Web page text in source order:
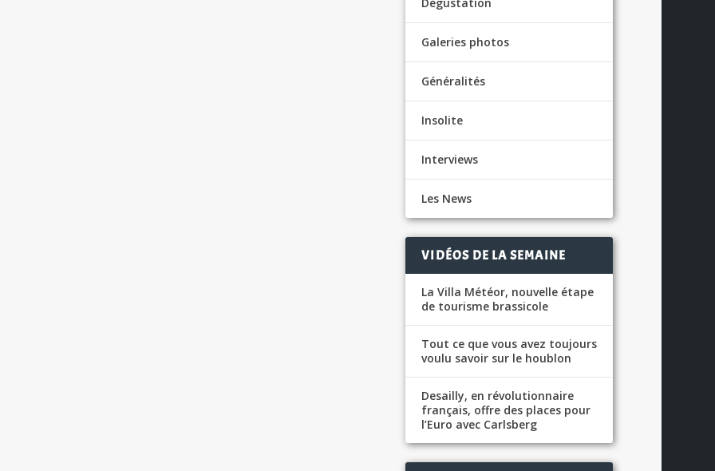
Galeries photos
Généralités
Insolite
Interviews
Les News
VIDÉOS DE LA SEMAINE
La Villa Météor, nouvelle étape
de tourisme brassicole
Tout ce que vous avez toujours
voulu savoir sur le houblon
Desailly, en révolutionnaire
français, offre des places pour
l’Euro avec Carlsberg